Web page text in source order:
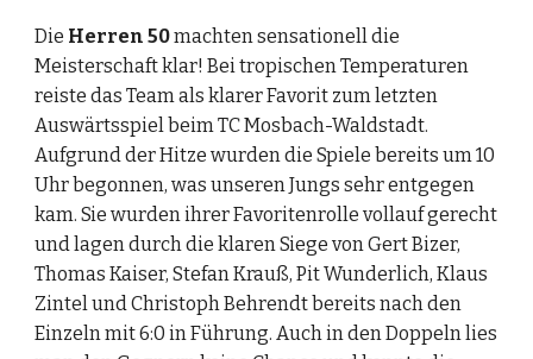
Die Herren 50 machten sensationell die
Meisterschaft klar! Bei tropischen Temperaturen
reiste das Team als klarer Favorit zum letzten
Auswärtsspiel beim TC Mosbach-Waldstadt.
Aufgrund der Hitze wurden die Spiele bereits um 10
Uhr begonnen, was unseren Jungs sehr entgegen
kam. Sie wurden ihrer Favoritenrolle vollauf gerecht
und lagen durch die klaren Siege von Gert Bizer,
Thomas Kaiser, Stefan Krauß, Pit Wunderlich, Klaus
Zintel und Christoph Behrendt bereits nach den
Einzeln mit 6:0 in Führung. Auch in den Doppeln lies